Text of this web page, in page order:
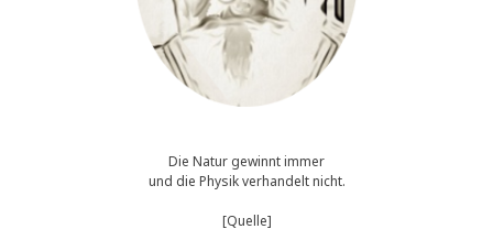
Die Natur gewinnt immer
und die Physik verhandelt nicht.
[Quelle]